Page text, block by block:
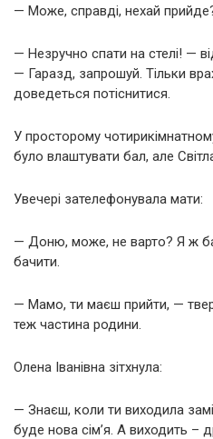
— Може, справді, нехай
— Незручно спати на стелі! —
— Гаразд, запрошуй. Тільки
доведеться потіснитися.
У просторому
було влаштувати бал, але
Увечері зателефонувала мати:
— Доню, може, не варто? Я ж
бачити.
— Мамо, ти маєш прийти, —
теж частина родини.
Олена Іванівна зітхнула:
— Знаєш, коли ти виходила
буде нова сім’я. А виходить –